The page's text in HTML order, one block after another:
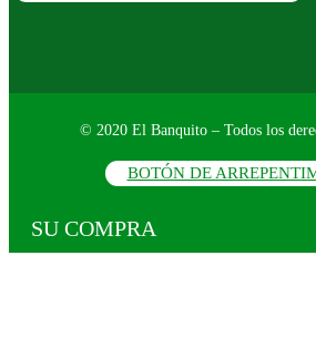
© 2020 El Banquito – Todos los
BOTÓN DE
SU COMPRA